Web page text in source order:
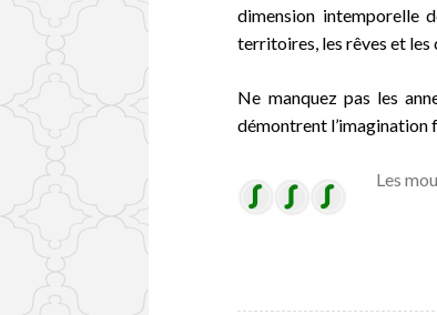
dimension intemporelle
territoires, les rêves et les
Ne manquez pas les
démontrent l’imagination
Les